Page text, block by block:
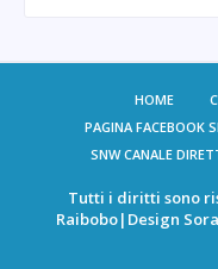
HOME
PAGINA FACEBOOK
SNW CANALE
Tutti i diritti sono
Raibobo|Design